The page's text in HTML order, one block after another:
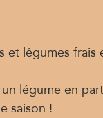
et légumes frais
légume en
saison !